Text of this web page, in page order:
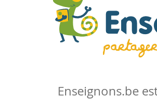
Enseignons.be